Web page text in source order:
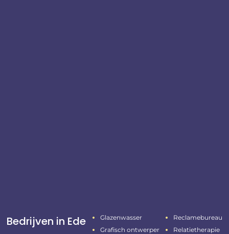
Bedrijven in Ede
Glazenwasser
Grafisch ontwerper
Reclamebureau
Relatietherapie